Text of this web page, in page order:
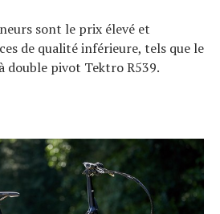
sont le prix élevé et
de qualité inférieure, tels que le
double pivot Tektro R539.